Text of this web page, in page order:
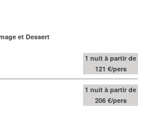
et Dessert
1 nuit à partir de
121 €/pers
1 nuit à partir de
206 €/pers